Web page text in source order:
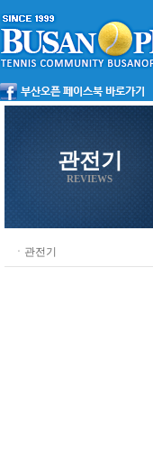
관전기
REVIEWS
ㆍ관전기